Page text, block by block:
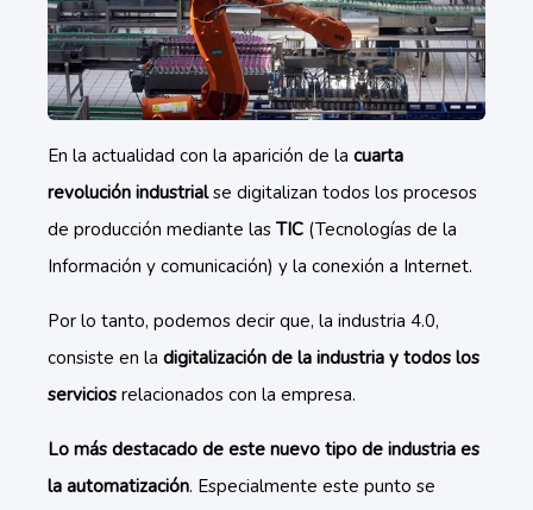
En la actualidad con la aparición de la cuarta
revolución industrialse digitalizan todos los procesos
de producción mediante las TIC (Tecnologías de la
Información y comunicación) y la conexión a Internet.
Por lo tanto, podemos decir que, la industria 4.0,
consiste en la digitalización de la industria y todos los
servicios relacionados con la empresa.
Lo más destacado de este nuevo tipo de industria es
la automatización. Especialmente este punto se